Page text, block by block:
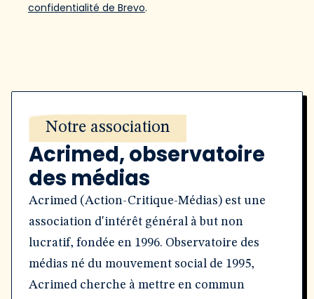
confidentialité de Brevo.
Notre association
Acrimed, observatoire
des médias
Acrimed (Action-Critique-Médias) est une
association d'intérêt général à but non
lucratif, fondée en 1996. Observatoire des
médias né du mouvement social de 1995,
Acrimed cherche à mettre en commun